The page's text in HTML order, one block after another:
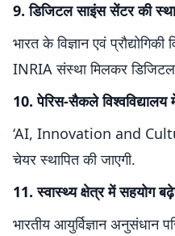
9. डिजिटल साइंस सेंटर की
भारत के विज्ञान एवं
INRIA संस्था मिलकर
10. पेरिस-सैकले विश्वविद्यालय
‘AI, Innovation and
चेयर स्थापित की जाएगी.
11. स्वास्थ्य क्षेत्र में सहयोग
भारतीय आयुर्विज्ञान